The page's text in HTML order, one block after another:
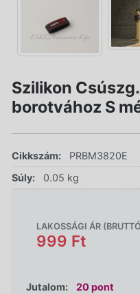
Szilikon
borotvához S
Cikkszám:
PRBM3820E
Súly:
0.05 kg
LAKOSSÁGI ÁR
999 Ft
Jutalom: 20 pont